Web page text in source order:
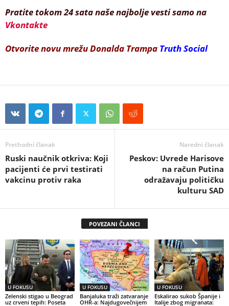
Pratite tokom 24 sata naše najbolje vesti samo na
Vkontakte
Otvorite novu mrežu Donalda Trampa Truth Social
Prethodni članak
Ruski naučnik otkriva: Koji
pacijenti će prvi testirati
vakcinu protiv raka
Naredni članak
Peskov: Uvrede Harisove
na račun Putina
odražavaju političku
kulturu SAD
POVEZANI ČLANCI
U FOKUSU
Zelenski stigao u Beograd
uz crveni tepih: Poseta
U FOKUSU
Banjaluka traži zatvaranje
OHR-a: Najdugovečnijem
U FOKUSU
Eskalirao sukob Španije i
Italije zbog migranata: